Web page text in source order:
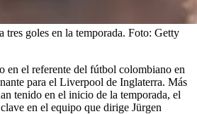
goles en la temporada. Foto: Getty
en el referente del fútbol colombiano en
para el Liverpool de Inglaterra. Más
tenido en el inicio de la temporada, el
en el equipo que dirige Jürgen